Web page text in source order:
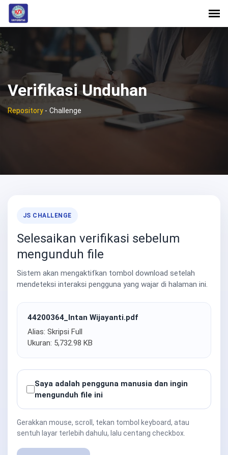
Verifikasi Unduhan
Repository - Challenge
JS CHALLENGE
Selesaikan verifikasi sebelum
mengunduh file
Sistem akan mengaktifkan tombol download setelah
mendeteksi interaksi pengguna yang wajar di halaman ini.
44200364_Intan Wijayanti.pdf
Alias: Skripsi Full
Ukuran: 5,732.98 KB
Saya adalah pengguna manusia dan ingin
mengunduh file ini
Gerakkan mouse, scroll, tekan tombol keyboard, atau
sentuh layar terlebih dahulu, lalu centang checkbox.